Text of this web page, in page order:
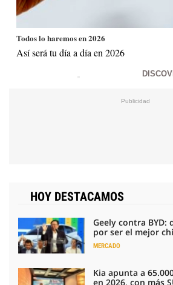
Todos lo haremos en 2026
Así será tu día a día en 2026
HOY DESTACAMOS
Geely contra BYD:
por ser el mejor
MERCADO
Kia apunta a
en 2026, con más